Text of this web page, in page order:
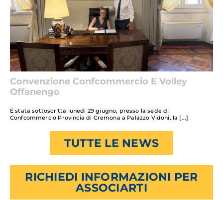
Convenzione Confcommercio E Volley
Offanengo
È stata sottoscritta lunedì 29 giugno, presso la sede di
Confcommercio Provincia di Cremona a Palazzo Vidoni, la
TUTTE LE NEWS
RICHIEDI INFORMAZIONI PER
ASSOCIARTI